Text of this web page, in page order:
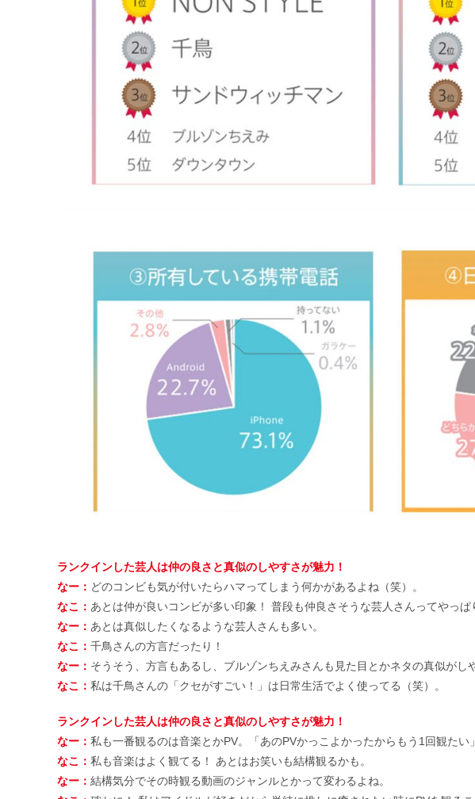
ランクインした芸人は仲の良さと真似のしやすさが魅力！
なー： どのコンビも気が付いたらハマってしまう何かがあるよね（笑）。
なこ： あとは仲が良いコンビが多い印象！ 普段も仲良さそうな芸人さんってやっぱ
なー： あとは真似したくなるような芸人さんも多い。
なこ： 千鳥さんの方言だったり！
なー： そうそう、方言もあるし、ブルゾンちえみさんも見た目とかネタの真似がし
なこ： 私は千鳥さんの「クセがすごい！」は日常生活でよく使ってる（笑）。
ランクインした芸人は仲の良さと真似のしやすさが魅力！
なー： 私も一番観るのは音楽とかPV。「あのPVかっこよかったからもう1回観たい
なこ： 私も音楽はよく観てる！ あとはお笑いも結構観るかも。
なー： 結構気分でその時観る動画のジャンルとかって変わるよね。